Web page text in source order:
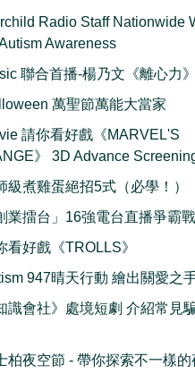
Radio Staff Nationwide
Awareness
聯合首播-楊乃文《離心力
萬聖節萬能大當家
請你看好戲《MARVEL'S
》 3D Advance
級煮雞蛋絕招5式（必學！）
業擂台」16強電台直播爭霸戰
看好戲《TROLLS》
947晴天行動 繪出關愛之
識會社》處境短劇 介紹常見
柏夜空節 - 帶你探索不一樣的